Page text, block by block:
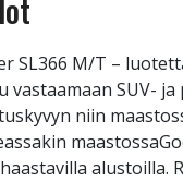
SL366 M/T –
vastaamaan SUV-
niin
alustoilla.